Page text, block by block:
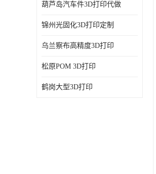
葫芦岛汽车件3D打印代做
锦州光固化3D打印定制
乌兰察布高精度3D打印
松原POM 3D打印
鹤岗大型3D打印